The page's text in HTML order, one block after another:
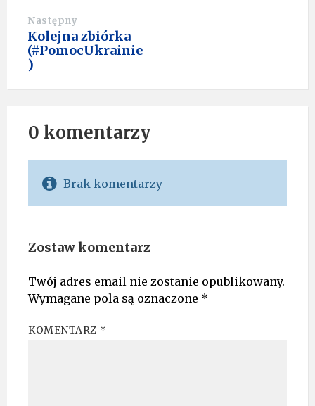
Następny
Kolejna zbiórka
(#PomocUkrainie
)
0 komentarzy
Brak komentarzy
Zostaw komentarz
Twój adres email nie zostanie opublikowany.
Wymagane pola są oznaczone *
KOMENTARZ *